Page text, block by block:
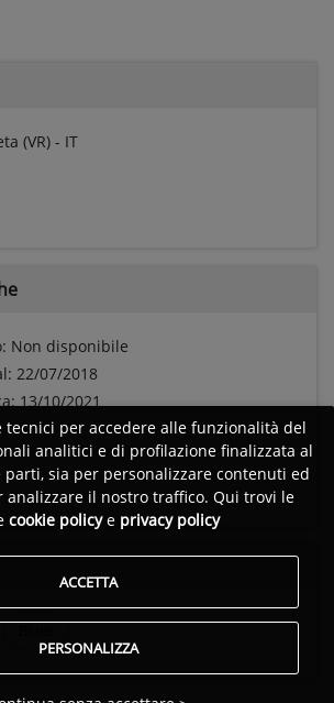
(VR) - IT
Non disponibile
22/07/2018
13/10/2021
tecnici per accedere alle funzionalità del
analitici e di profilazione finalizzata al
sia per personalizzare contenuti ed
analizzare il nostro traffico. Qui trovi le
cookie policye privacy policy
ACCETTA
PERSONALIZZA